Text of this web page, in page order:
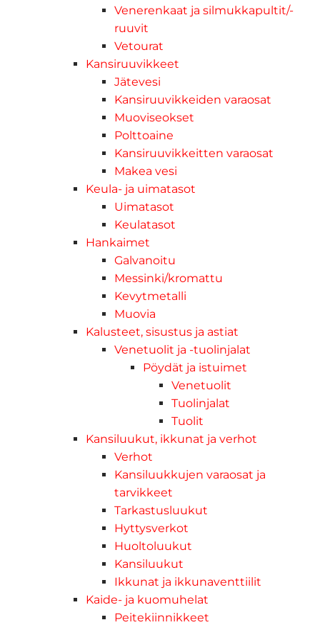
Venerenkaat ja silmukkapultit/-
ruuvit
Vetourat
Kansiruuvikkeet
Jätevesi
Kansiruuvikkeiden varaosat
Muoviseokset
Polttoaine
Kansiruuvikkeitten varaosat
Makea vesi
Keula- ja uimatasot
Uimatasot
Keulatasot
Hankaimet
Galvanoitu
Messinki/kromattu
Kevytmetalli
Muovia
Kalusteet, sisustus ja astiat
Venetuolit ja -tuolinjalat
Pöydät ja istuimet
Venetuolit
Tuolinjalat
Tuolit
Kansiluukut, ikkunat ja verhot
Verhot
Kansiluukkujen varaosat ja
tarvikkeet
Tarkastusluukut
Hyttysverkot
Huoltoluukut
Kansiluukut
Ikkunat ja ikkunaventtiilit
Kaide- ja kuomuhelat
Peitekiinnikkeet